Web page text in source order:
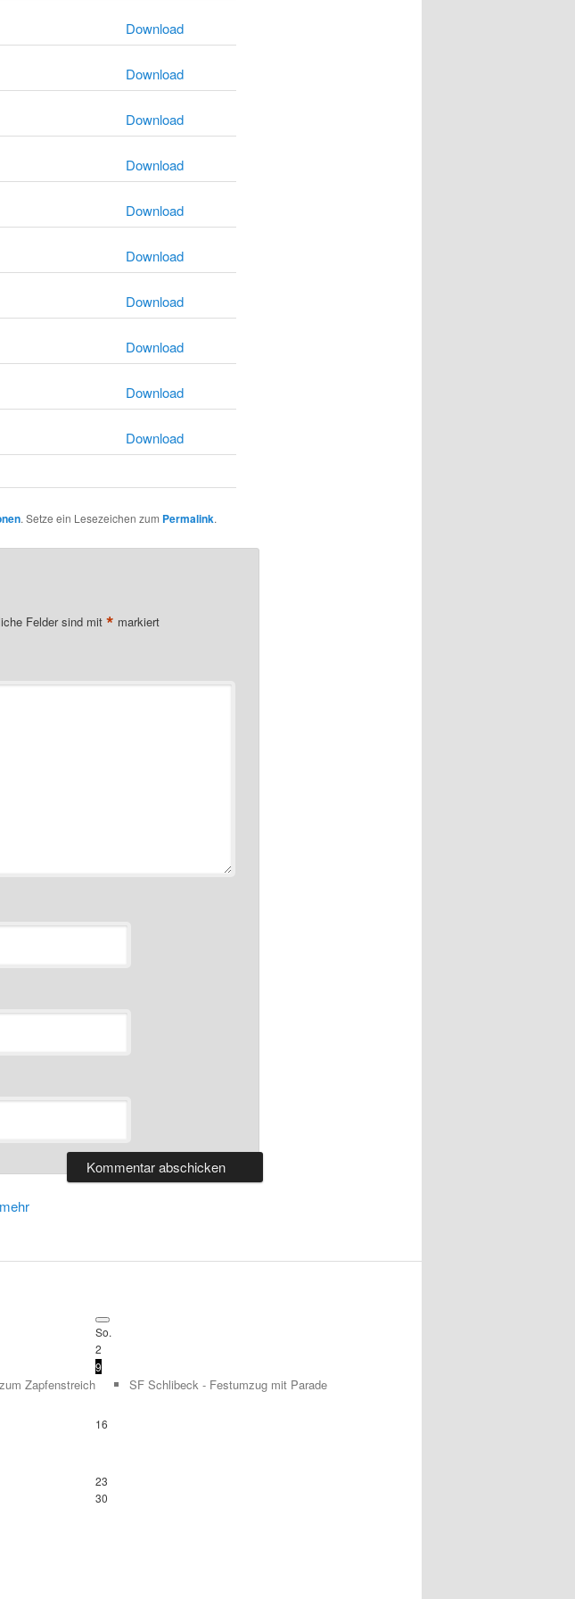
Download
Download
Download
Download
Download
Download
Download
Download
Download
Download
. Setze ein Lesezeichen zum Permalink.
Felder sind mit * markiert
So.
2
Zapfenstreich
9
SF Schlibeck - Festumzug mit Parade
16
23
30